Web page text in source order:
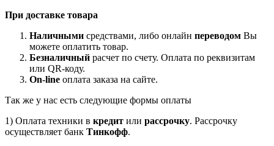
При доставке товара
Наличными средствами, либо онлайн переводом Вы
можете оплатить товар.
Безналичный расчет по счету. Оплата по реквизитам
или QR-коду.
On-line оплата заказа на сайте.
Так же у нас есть следующие формы оплаты
1) Оплата техники в кредит или рассрочку. Рассрочку
осуществляет банк Тинкофф.